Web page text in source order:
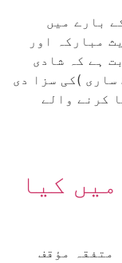
بارے میں
مبارکہ اور
ہے کہ شادی
)کی سزا دی
کرنے والے
کیا
متفقہ مؤقف